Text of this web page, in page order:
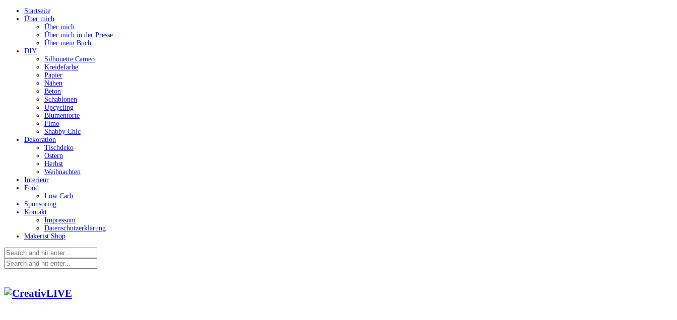
Startseite
Über mich
Über mich
Über mich in der Presse
Über mein Buch
DIY
Silhouette Cameo
Kreidefarbe
Papier
Nähen
Beton
Schablonen
Upcycling
Blumentorte
Fimo
Shabby Chic
Dekoration
Tischdeko
Ostern
Herbst
Weihnachten
Interieur
Food
Low Carb
Sponsoring
Kontakt
Impressum
Datenschutzerklärung
Makerist Shop